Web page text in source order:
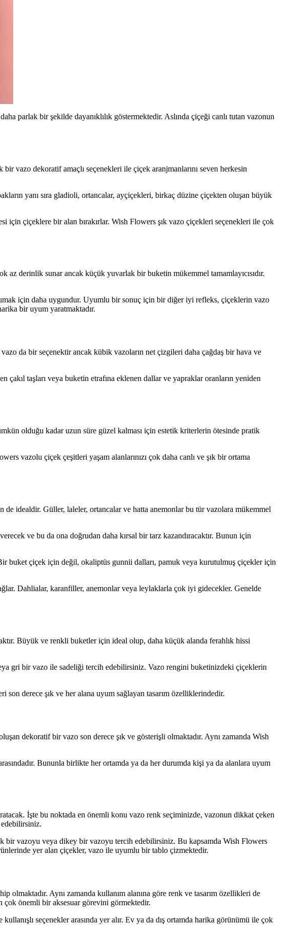
parlak bir şekilde dayanıklılık göstermektedir. Aslında çiçeği canlı tutan vazonun
vazo dekoratif amaçlı seçenekleri ile çiçek aranjmanlarını seven herkesin
yanı sıra gladioli, ortancalar, ayçiçekleri, birkaç düzine çiçekten oluşan büyük
için çiçeklere bir alan bırakırlar. Wish Flowers şık vazo çiçekleri seçenekleri ile çok
derinlik sunar ancak küçük yuvarlak bir buketin mükemmel tamamlayıcısıdır.
için daha uygundur. Uyumlu bir sonuç için bir diğer iyi refleks, çiçeklerin vazo
bir uyum yaratmaktadır.
da bir seçenektir ancak kübik vazoların net çizgileri daha çağdaş bir hava ve
taşları veya buketin etrafına eklenen dallar ve yapraklar oranların yeniden
olduğu kadar uzun süre güzel kalması için estetik kriterlerin ötesinde pratik
vazolu çiçek çeşitleri yaşam alanlarınızı çok daha canlı ve şık bir ortama
idealdir. Güller, laleler, ortancalar ve hatta anemonlar bu tür vazolara mükemmel
ve bu da ona doğrudan daha kırsal bir tarz kazandıracaktır. Bunun için
buket çiçek için değil, okaliptüs gunnii dalları, pamuk veya kurutulmuş çiçekler için
Dahlialar, karanfiller, anemonlar veya leylaklarla çok iyi gidecekler. Genelde
Büyük ve renkli buketler için ideal olup, daha küçük alanda ferahlık hissi
gri bir vazo ile sadeliği tercih edebilirsiniz. Vazo rengini buketinizdeki çiçeklerin
derece şık ve her alana uyum sağlayan tasarım özelliklerindedir.
dekoratif bir vazo son derece şık ve gösterişli olmaktadır. Aynı zamanda Wish
Bununla birlikte her ortamda ya da her durumda kişi ya da alanlara uyum
İşte bu noktada en önemli konu vazo renk seçiminizde, vazonun dikkat çeken
bir vazoyu veya dikey bir vazoyu tercih edebilirsiniz. Bu kapsamda Wish Flowers
yer alan çiçekler, vazo ile uyumlu bir tablo çizmektedir.
olmaktadır. Aynı zamanda kullanım alanına göre renk ve tasarım özellikleri de
çok önemli bir aksesuar görevini görmektedir.
seçenekler arasında yer alır. Ev ya da dış ortamda harika görünümü ile çok